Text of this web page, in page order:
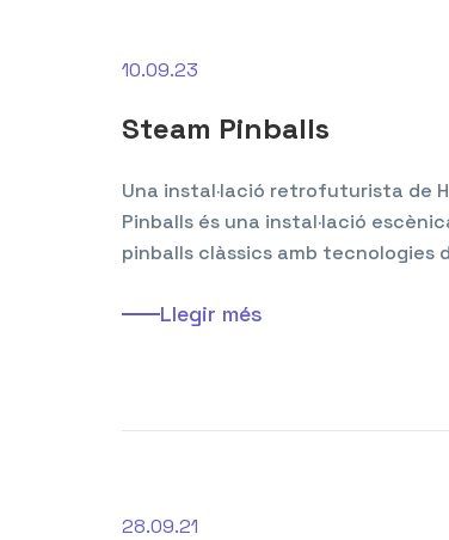
10.09.23
Steam Pinballs
Una instal·lació retrofuturista de
Pinballs és una instal·lació
pinballs clàssics amb tecnologies
Llegir més
28.09.21